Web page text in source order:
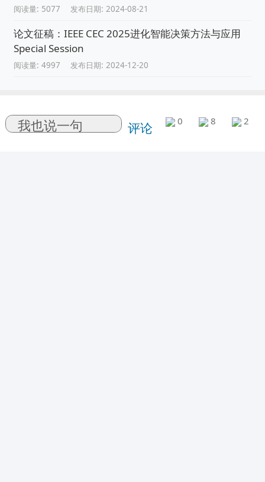
阅读量: 5077 发布日期: 2024-08-21
论文征稿：IEEE CEC 2025进化智能决策方法与应用
Special Session
阅读量: 4997 发布日期: 2024-12-20
0 8 2